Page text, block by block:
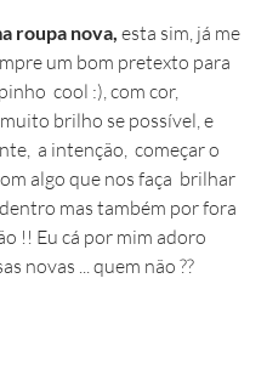
roupa nova, esta sim, já me
um bom pretexto para
cool :), com cor,
brilho se possível, e
a intenção,  começar o
algo que nos faça  brilhar
dentro mas também por fora
!! Eu cá por mim adoro
novas ... quem não ??